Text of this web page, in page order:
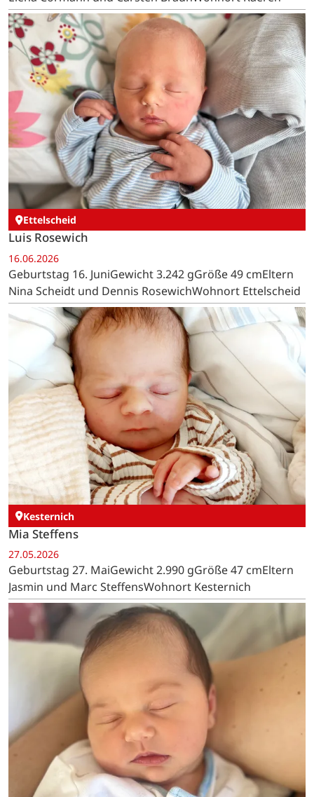
Ettelscheid
Luis Rosewich
16.06.2026
Geburtstag 16. JuniGewicht 3.242 gGröße 49 cmEltern
Nina Scheidt und Dennis RosewichWohnort Ettelscheid
Kesternich
Mia Steffens
27.05.2026
Geburtstag 27. MaiGewicht 2.990 gGröße 47 cmEltern
Jasmin und Marc SteffensWohnort Kesternich